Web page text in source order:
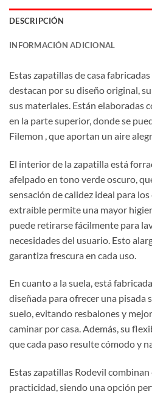
DESCRIPCIÓN
INFORMACIÓN ADICIONAL
Estas zapatillas de casa
destacan por su diseño original,
sus materiales. Están elaboradas
en la parte superior, donde se
Filemon , que aportan un aire
El interior de la zapatilla está
afelpado en tono verde oscuro,
sensación de calidez ideal para
extraíble permite una mayor
puede retirarse fácilmente para
necesidades del usuario. Esto
garantiza frescura en cada uso.
En cuanto a la suela, está
diseñada para ofrecer una pisada
suelo, evitando resbalones y
caminar por casa. Además, su
que cada paso resulte cómodo y
Estas zapatillas Rodevil
practicidad, siendo una opción